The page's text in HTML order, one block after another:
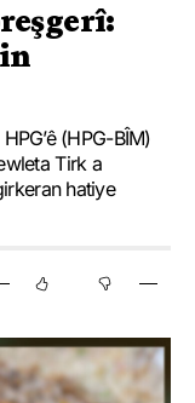
(HPG-BÎM)
Tirk a
hatiye